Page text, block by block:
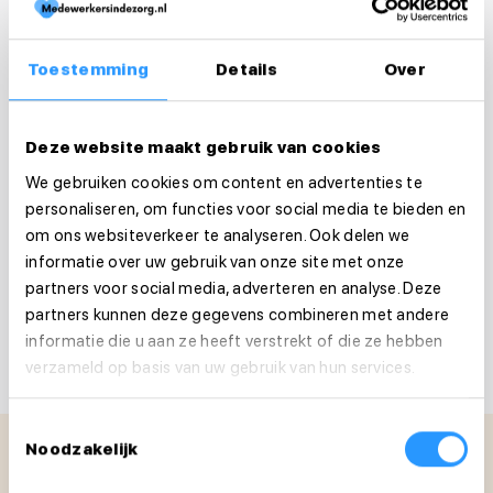
Toestemming Details Over
Deze website maakt gebruik van cookies
We gebruiken cookies om content en advertenties te
personaliseren, om functies voor social media te bieden en
om ons websiteverkeer te analyseren. Ook delen we
informatie over uw gebruik van onze site met onze
partners voor social media, adverteren en analyse. Deze
partners kunnen deze gegevens combineren met andere
informatie die u aan ze heeft verstrekt of die ze hebben
verzameld op basis van uw gebruik van hun services.
Noodzakelijk
ingewikkelde sollicitatieprocedures direct
kennismaken met zorgorganisaties bij jou in de
buurt. Wij kijken niet alleen naar je cv, maar vooral
naar wie jij bent en wat je zoekt. Bovendien kun je
via onze flexpool zelf bepalen waar en wanneer
je werkt, ideaal als je je zorgtaken wilt combineren
met flexibel werk in de zorg.
Deel dit artikel